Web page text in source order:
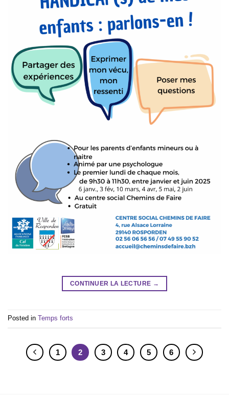
CONTINUER LA LECTURE →
Posted in Temps forts
1 2 3 4 5 6